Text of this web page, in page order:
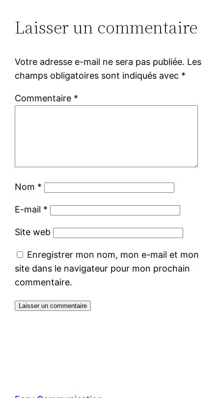
Laisser un commentaire
Votre adresse e-mail ne sera pas publiée. Les
champs obligatoires sont indiqués avec *
Commentaire *
Nom *
E-mail *
Site web
Enregistrer mon nom, mon e-mail et mon
site dans le navigateur pour mon prochain
commentaire.